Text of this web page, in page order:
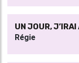
UN JOUR, J’IRAI
Régie